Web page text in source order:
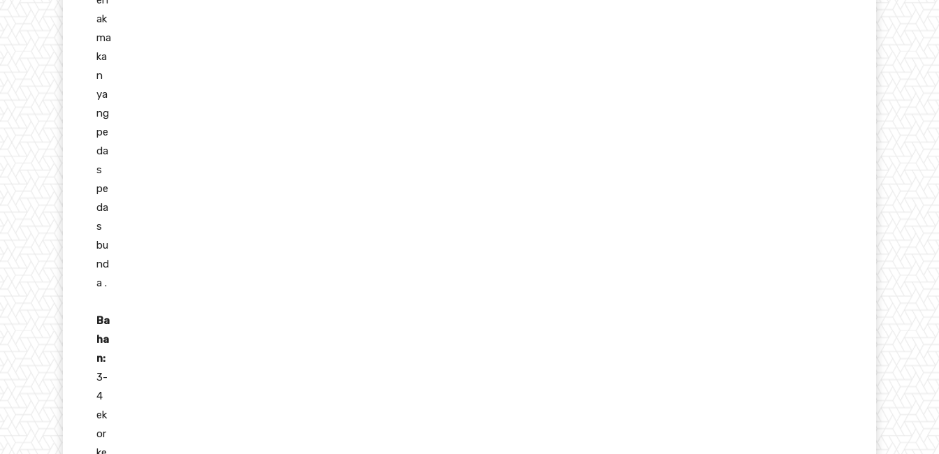
ak
ma
ka
n
ya
ng
pe
da
s
pe
da
s
bu
nd
a .
Ba
ha
n:
3-
4
ek
or